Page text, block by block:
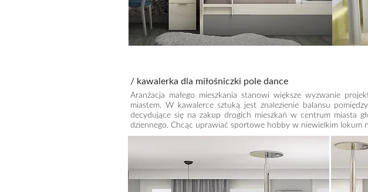
/ kawalerka dla miłośniczki pole dance
Aranżacja małego mieszkania stanowi większe wyzwanie
miastem. W kawalerce sztuką jest znalezienie balansu
decydujące się na zakup drogich mieszkań w centrum miasta
dziennego. Chcąc uprawiać sportowe hobby w niewielkim lokum